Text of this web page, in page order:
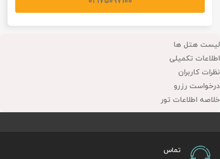
لیست هتل ها
اطلاعات تکمیلی
نظرات کاربران
درخواست رزرو
خلاصه اطلاعات تور
تماس